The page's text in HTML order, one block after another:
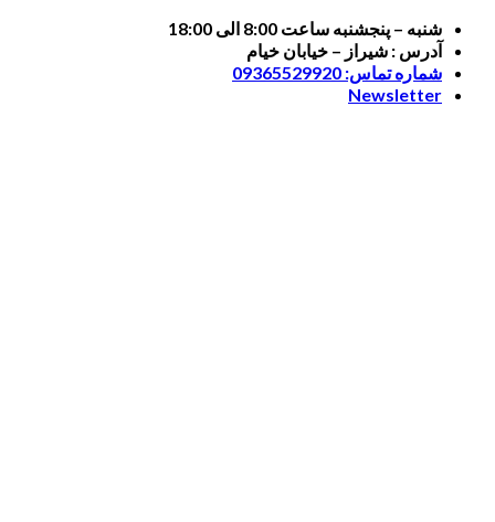
Skip
content
شنبه – پنجشنبه ساعت 8:00 الی 18:00
آدرس : شیراز – خیابان خیام
شماره تماس: 09365529920
Newsletter